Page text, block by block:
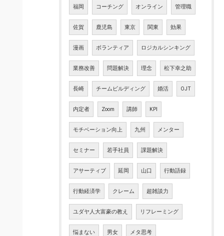
福岡 コーチング オンライン 管理職
佐賀 鹿児島 東京 関東 効果
漫画 ボランティア ロジカルシンキング
業務改善 問題解決 理念 松下幸之助
長崎 チームビルディング 婚活 OJT
内定者 Zoom 講師 KPI
モチベーション向上 九州 メンター
セミナー 若手社員 課題解決
アサーティブ 延岡 山口 行動語録
行動経済学 クレーム 超雑談力
ユダヤ人大富豪の教え リフレーミング
悩まない 男女 メタ思考